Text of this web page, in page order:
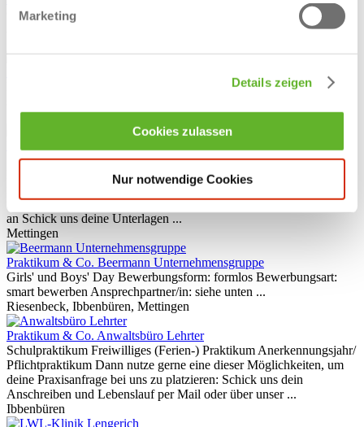
Marketing
Details zeigen
Cookies zulassen
Nur notwendige Cookies
Girls' und Boys' Day Bewerbungsart: Smart bewerben per Formular
Praktikant für den Bereich Anwendungstechnik (m/w/d) Bewerbung
Ibbenbüren
Schulpraktikum Freiwilliges (Ferien-) Praktikum
Bachelor-/Masterarbeiten Praxissemester Pflichtpraktikum Dann
nutze gerne eine dieser Möglichkeiten, um deine Praxisanfrage bei
uns zu platzieren: Nutze einfach unser Karriereseite Ruf uns gerne
an Schick uns deine Unterlagen ...
Mettingen
Praktikum & Co. Beermann Unternehmensgruppe
Girls' und Boys' Day Bewerbungsform: formlos Bewerbungsart:
smart bewerben Ansprechpartner/in: siehe unten ...
Riesenbeck, Ibbenbüren, Mettingen
Praktikum & Co. Anwaltsbüro Lehrter
Schulpraktikum Freiwilliges (Ferien-) Praktikum Anerkennungsjahr/
Pflichtpraktikum Dann nutze gerne eine dieser Möglichkeiten, um
deine Praxisanfrage bei uns zu platzieren: Schick uns dein
Anschreiben und Lebenslauf per Mail oder über unser ...
Ibbenbüren